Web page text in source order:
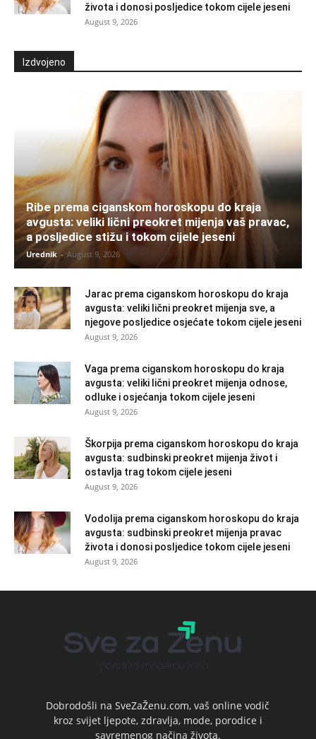
života i donosi posljedice tokom cijele jeseni
August 9, 2026
Izdvojeno
Ribe prema ciganskom horoskopu do kraja
avgusta: veliki lični preokret mijenja vaš pravac,
a posljedice stižu i tokom cijele jeseni
Urednik - August 9, 2026
Jarac prema ciganskom horoskopu do kraja
avgusta: veliki lični preokret mijenja sve, a
njegove posljedice osjećate tokom cijele jeseni
August 9, 2026
Vaga prema ciganskom horoskopu do kraja
avgusta: veliki lični preokret mijenja odnose,
odluke i osjećanja tokom cijele jeseni
August 9, 2026
Škorpija prema ciganskom horoskopu do kraja
avgusta: sudbinski preokret mijenja život i
ostavlja trag tokom cijele jeseni
August 9, 2026
Vodolija prema ciganskom horoskopu do kraja
avgusta: sudbinski preokret mijenja pravac
života i donosi posljedice tokom cijele jeseni
August 9, 2026
Dobrodošli na SveZaŽenu.com, vaš online vodič
kroz svijet ljepote, zdravlja, mode, porodice i
savremenog načina života.